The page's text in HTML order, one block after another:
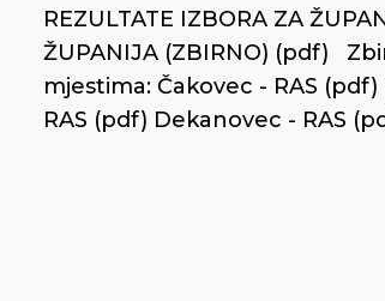
REZULTATE IZBORA ZA
ŽUPANIJA (ZBIRNO) (pdf)
mjestima: Čakovec - RAS
RAS (pdf) Dekanovec - RAS